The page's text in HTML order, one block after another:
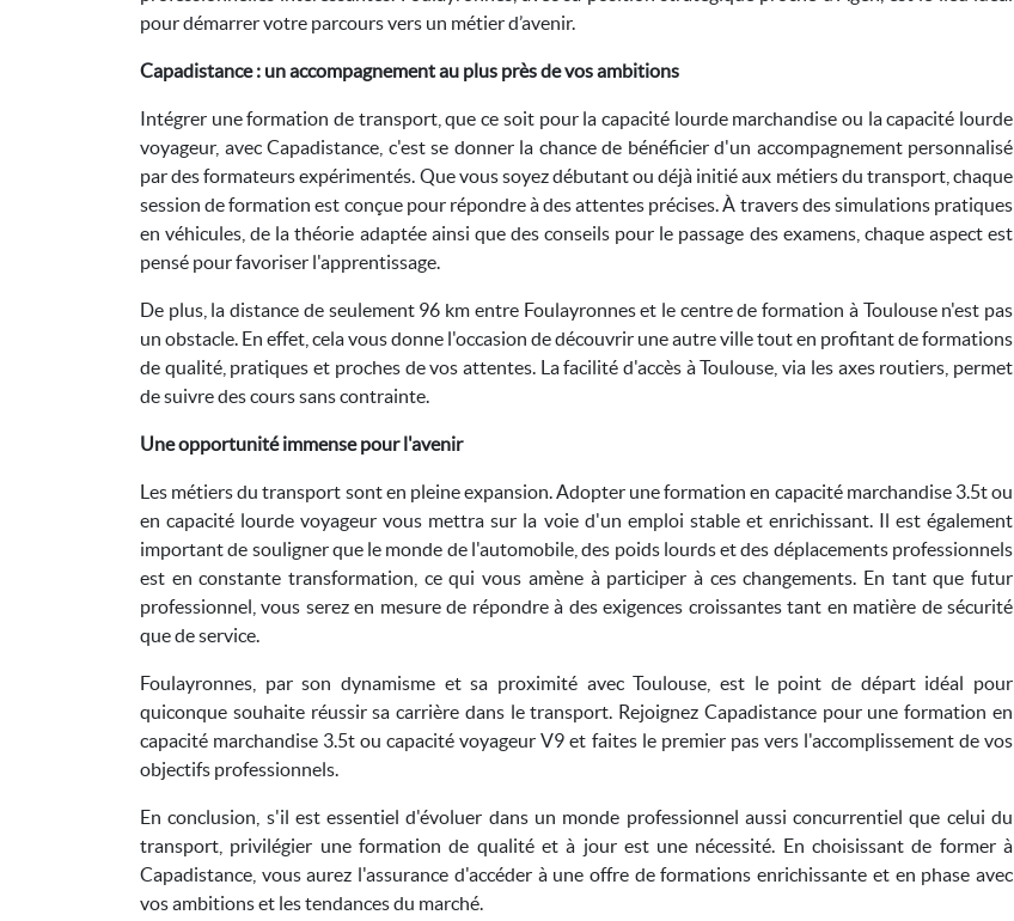
pour démarrer votre parcours vers un métier d’avenir.
Capadistance : un accompagnement au plus près de vos ambitions
Intégrer une formation de transport, que ce soit pour la capacité lourde marchandise ou la capacité lourde
voyageur, avec Capadistance, c'est se donner la chance de bénéficier d'un accompagnement personnalisé
par des formateurs expérimentés. Que vous soyez débutant ou déjà initié aux métiers du transport, chaque
session de formation est conçue pour répondre à des attentes précises. À travers des simulations pratiques
en véhicules, de la théorie adaptée ainsi que des conseils pour le passage des examens, chaque aspect est
pensé pour favoriser l'apprentissage.
De plus, la distance de seulement 96 km entre Foulayronnes et le centre de formation à Toulouse n'est pas
un obstacle. En effet, cela vous donne l'occasion de découvrir une autre ville tout en profitant de formations
de qualité, pratiques et proches de vos attentes. La facilité d'accès à Toulouse, via les axes routiers, permet
de suivre des cours sans contrainte.
Une opportunité immense pour l'avenir
Les métiers du transport sont en pleine expansion. Adopter une formation en capacité marchandise 3.5t ou
en capacité lourde voyageur vous mettra sur la voie d'un emploi stable et enrichissant. Il est également
important de souligner que le monde de l'automobile, des poids lourds et des déplacements professionnels
est en constante transformation, ce qui vous amène à participer à ces changements. En tant que futur
professionnel, vous serez en mesure de répondre à des exigences croissantes tant en matière de sécurité
que de service.
Foulayronnes, par son dynamisme et sa proximité avec Toulouse, est le point de départ idéal pour
quiconque souhaite réussir sa carrière dans le transport. Rejoignez Capadistance pour une formation en
capacité marchandise 3.5t ou capacité voyageur V9 et faites le premier pas vers l'accomplissement de vos
objectifs professionnels.
En conclusion, s'il est essentiel d'évoluer dans un monde professionnel aussi concurrentiel que celui du
transport, privilégier une formation de qualité et à jour est une nécessité. En choisissant de former à
Capadistance, vous aurez l'assurance d'accéder à une offre de formations enrichissante et en phase avec
vos ambitions et les tendances du marché.